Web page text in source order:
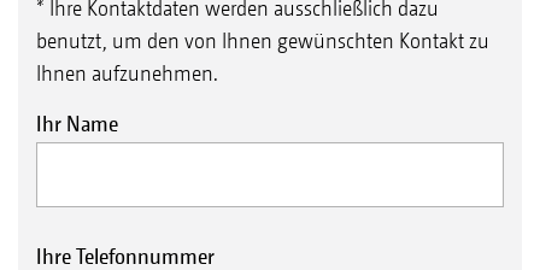
* Ihre Kontaktdaten werden ausschließlich dazu
benutzt, um den von Ihnen gewünschten Kontakt zu
Ihnen aufzunehmen.
Ihr Name
Ihre Telefonnummer